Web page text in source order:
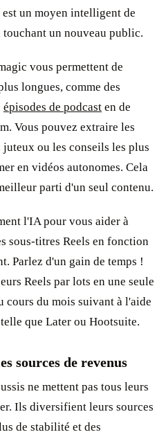
un moyen intelligent de
touchant un nouveau public.
vous permettent de
longues, comme des
épisodes de podcast en de
Vous pouvez extraire les
ou les conseils les plus
en vidéos autonomes. Cela
parti d'un seul contenu.
l'IA pour vous aider à
sous-titres Reels en fonction
Parlez d'un gain de temps !
Reels par lots en une seule
cours du mois suivant à l'aide
que Later ou Hootsuite.
sources de revenus
ne mettent pas tous leurs
Ils diversifient leurs sources
de stabilité et des